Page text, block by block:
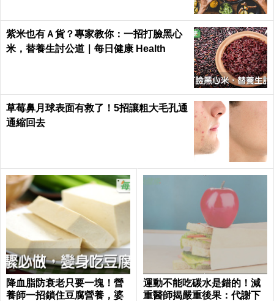
紫米也有Ａ貨？專家教你：一招打臉黑心
米，替養生討公道｜每日健康 Health
草莓鼻月球表面有救了！5招讓粗大毛孔通
通縮回去
降血脂防衰老只要一塊！營
養師一招鎖住豆腐營養，婆
運動不能吃碳水是錯的！減
重醫師揭嚴重後果：代謝下